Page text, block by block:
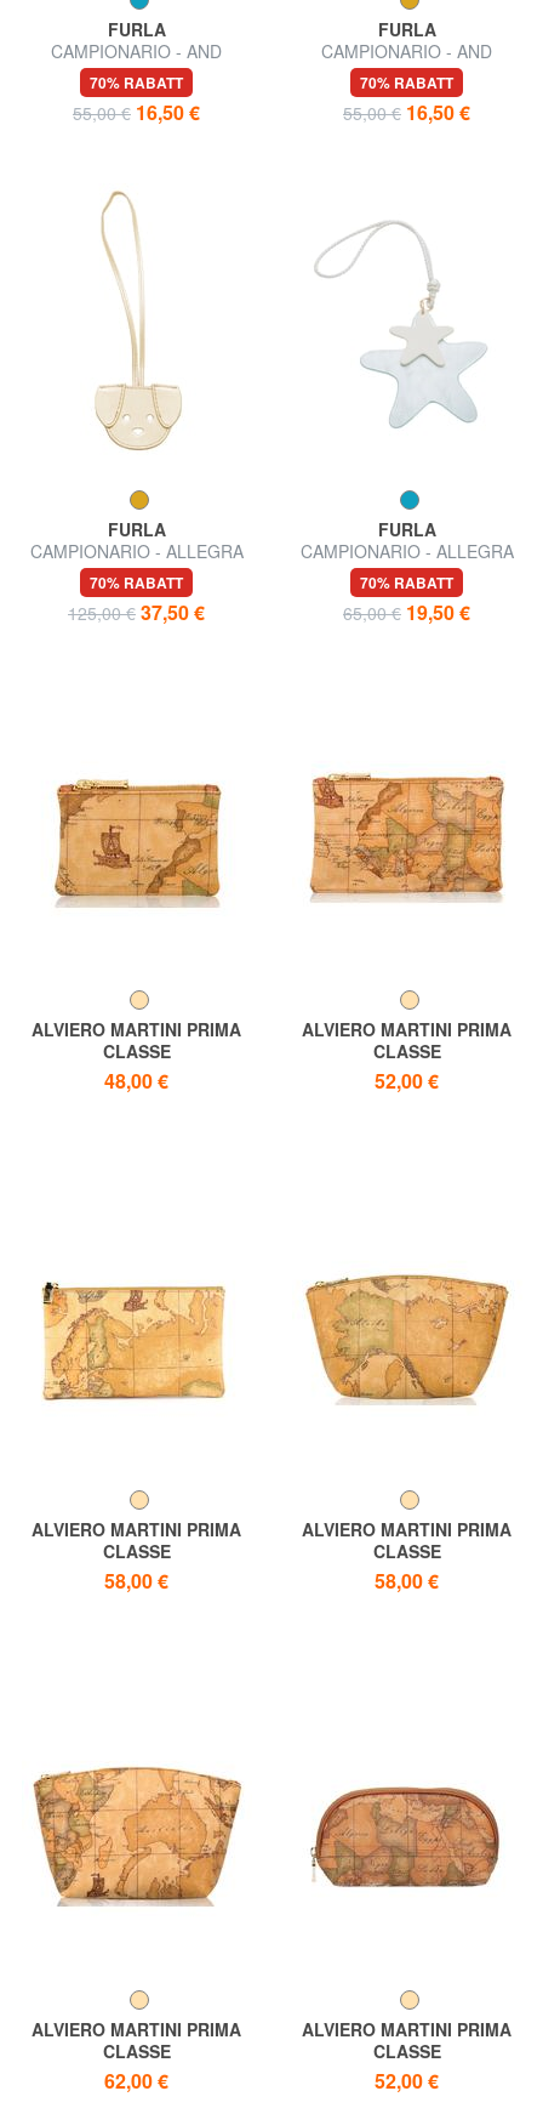
FURLA
CAMPIONARIO - AND
Lederanhänger
70% RABATT
55,00 € 16,50 €
FURLA
CAMPIONARIO - AND
Namensschild aus Leder
70% RABATT
55,00 € 16,50 €
FURLA
CAMPIONARIO - ALLEGRA
Lederanhänger
70% RABATT
125,00 € 37,50 €
FURLA
CAMPIONARIO - ALLEGRA
Charme
70% RABATT
65,00 € 19,50 €
ALVIERO MARTINI PRIMA
CLASSE
ALVIERO MARTINI 1 ^ CLASS
GEO CLASSIC Schlüsseletui
48,00 €
ALVIERO MARTINI PRIMA
CLASSE
Geo Flache Clutch
52,00 €
ALVIERO MARTINI PRIMA
CLASSE
Geo New Clutch-Tasche,
hergestellt in Italien
58,00 €
ALVIERO MARTINI PRIMA
CLASSE
Beauty GEO CLASSIC, mittel
58,00 €
ALVIERO MARTINI PRIMA
CLASSE
Beauty GEO-KLASSIKER
62,00 €
ALVIERO MARTINI PRIMA
CLASSE
ALVIERO MARTINI 1 ^ CLASS
Notwendig GEO CLASSIC
52,00 €